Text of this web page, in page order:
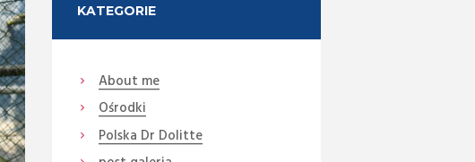
KATEGORIE
About me
Ośrodki
Polska Dr Dolitte